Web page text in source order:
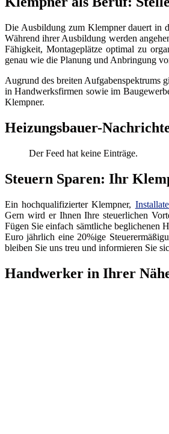
Die Ausbildung zum Klempner dauert in
Während ihrer Ausbildung werden
Fähigkeit, Montageplätze optimal zu
genau wie die Planung und Anbringung
Augrund des breiten Aufgabenspektrums
in Handwerksfirmen sowie im
Klempner.
Heizungsbauer-
Der Feed hat keine Einträge.
Steuern Sparen: Ihr
Ein hochqualifizierter Klempner,
Gern wird er Ihnen Ihre steuerlichen
Fügen Sie einfach sämtliche beglichenen
Euro jährlich eine 20%ige
bleiben Sie uns treu und informieren Sie
Handwerker in Ihrer